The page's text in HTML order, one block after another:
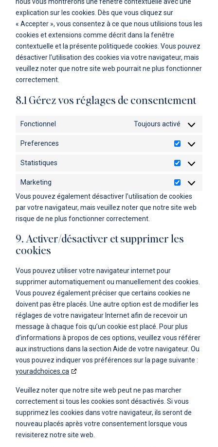
explication sur les cookies. Dès que vous cliquez sur
« Accepter », vous consentez à ce que nous utilisions tous les
cookies et extensions comme décrit dans la fenêtre
contextuelle et la présente politiquede cookies. Vous pouvez
désactiver l’utilisation des cookies via votre navigateur, mais
veuillez noter que notre site web pourrait ne plus fonctionner
correctement.
8.1 Gérez vos réglages de consentement
Fonctionnel Toujours activé
Preferences
Preferences
Statistiques
Statistiques
Marketing
Marketing
Vous pouvez également désactiver l’utilisation de cookies
par votre navigateur, mais veuillez noter que notre site web
risque de ne plus fonctionner correctement.
9. Activer/désactiver et supprimer les
cookies
Vous pouvez utiliser votre navigateur internet pour
supprimer automatiquement ou manuellement des cookies.
Vous pouvez également préciser que certains cookies ne
doivent pas être placés. Une autre option est de modifier les
réglages de votre navigateur Internet afin de recevoir un
message à chaque fois qu’un cookie est placé. Pour plus
d’informations à propos de ces options, veuillez vous référer
aux instructions dans la section Aide de votre navigateur. Ou
vous pouvez indiquer vos préférences sur la page suivante :
youradchoices.ca
Veuillez noter que notre site web peut ne pas marcher
correctement si tous les cookies sont désactivés. Si vous
supprimez les cookies dans votre navigateur, ils seront de
nouveau placés après votre consentement lorsque vous
revisiterez notre site web.